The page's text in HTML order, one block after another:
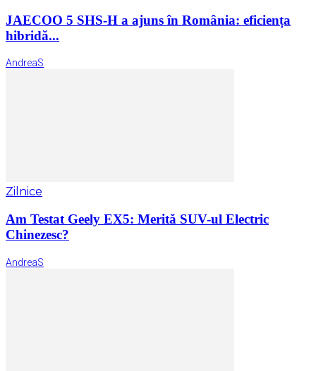
JAECOO 5 SHS-H a ajuns în România: eficiența
hibridă...
AndreaS
Zilnice
Am Testat Geely EX5: Merită SUV-ul Electric
Chinezesc?
AndreaS